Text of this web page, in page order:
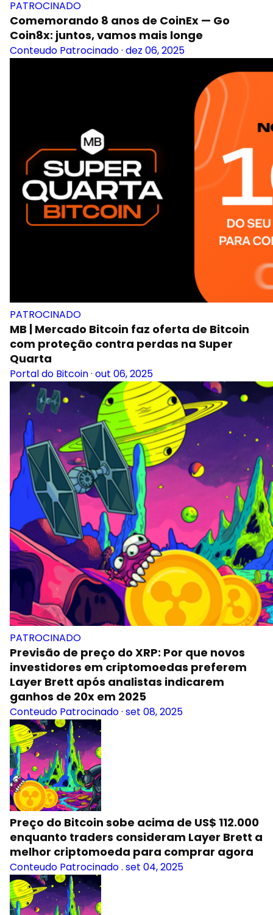
PATROCINADO
Comemorando 8 anos de CoinEx — Go
Coin8x: juntos, vamos mais longe
Conteudo Patrocinado· dez 06, 2025
PATROCINADO
MB | Mercado Bitcoin faz oferta de Bitcoin
com proteção contra perdas na Super
Quarta
Portal do Bitcoin· out 06, 2025
PATROCINADO
Previsão de preço do XRP: Por que novos
investidores em criptomoedas preferem
Layer Brett após analistas indicarem
ganhos de 20x em 2025
Conteudo Patrocinado· set 08, 2025
Preço do Bitcoin sobe acima de US$ 112.000
enquanto traders consideram Layer Brett a
melhor criptomoeda para comprar agora
Conteudo Patrocinado. set 04, 2025